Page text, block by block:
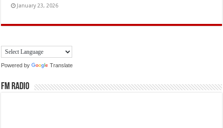
January 23, 2026
Powered by Translate
FM Radio